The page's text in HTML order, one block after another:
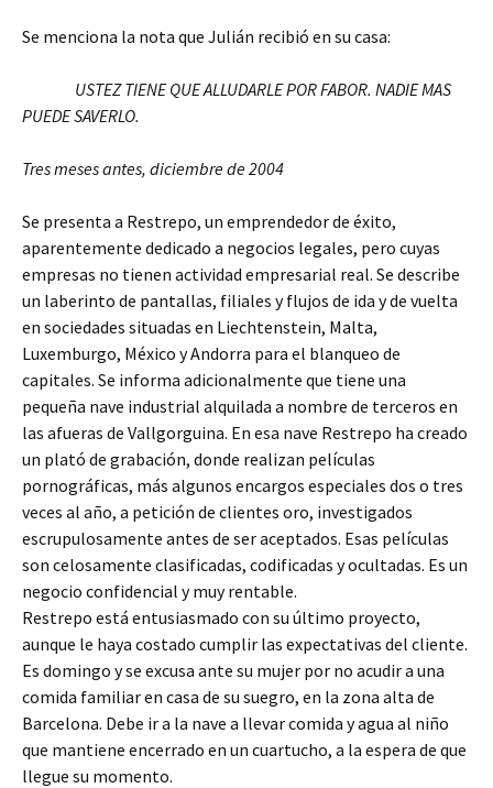
Se menciona la nota que Julián recibió en su casa:
USTEZ TIENE QUE ALLUDARLE POR FABOR. NADIE MAS
PUEDE SAVERLO.
Tres meses antes, diciembre de 2004
Se presenta a Restrepo, un emprendedor de éxito,
aparentemente dedicado a negocios legales, pero cuyas
empresas no tienen actividad empresarial real. Se describe
un laberinto de pantallas, filiales y flujos de ida y de vuelta
en sociedades situadas en Liechtenstein, Malta,
Luxemburgo, México y Andorra para el blanqueo de
capitales. Se informa adicionalmente que tiene una
pequeña nave industrial alquilada a nombre de terceros en
las afueras de Vallgorguina. En esa nave Restrepo ha creado
un plató de grabación, donde realizan películas
pornográficas, más algunos encargos especiales dos o tres
veces al año, a petición de clientes oro, investigados
escrupulosamente antes de ser aceptados. Esas películas
son celosamente clasificadas, codificadas y ocultadas. Es un
negocio confidencial y muy rentable.
Restrepo está entusiasmado con su último proyecto,
aunque le haya costado cumplir las expectativas del cliente.
Es domingo y se excusa ante su mujer por no acudir a una
comida familiar en casa de su suegro, en la zona alta de
Barcelona. Debe ir a la nave a llevar comida y agua al niño
que mantiene encerrado en un cuartucho, a la espera de que
llegue su momento.